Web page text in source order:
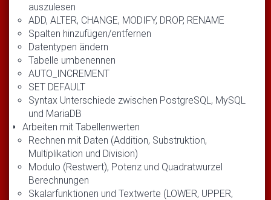
auszulesen
ADD, ALTER, CHANGE, MODIFY, DROP, RENAME
Spalten hinzufügen/entfernen
Datentypen ändern
Tabelle umbenennen
AUTO_INCREMENT
SET DEFAULT
Syntax Unterschiede zwischen PostgreSQL, MySQL
und MariaDB
Arbeiten mit Tabellenwerten
Rechnen mit Daten (Addition, Substruktion,
Multiplikation und Division)
Modulo (Restwert), Potenz und Quadratwurzel
Berechnungen
Skalarfunktionen und Textwerte (LOWER, UPPER,